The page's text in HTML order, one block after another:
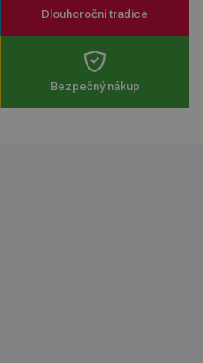
Dlouhoroční tradice
Bezpečný nákup